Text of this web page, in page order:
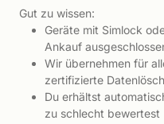
Gut zu wissen:
Geräte mit Simlock
Ankauf
Wir übernehmen für
zertifizierte
Du erhältst
zu schlecht bewertest